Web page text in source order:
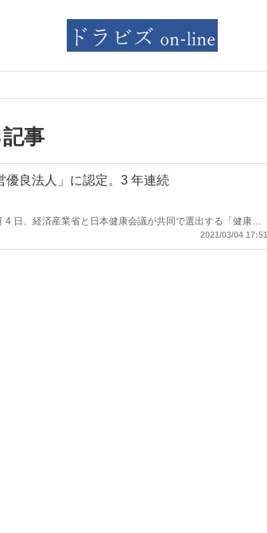
事
優良法人」に認定。3 年連続
4 日、経済産業省と日本健康会議が共同で選出する「健康経
た。同社は 2019 年から 3 年連続で健康経営優良法人の認定
2021/03/04 17:51